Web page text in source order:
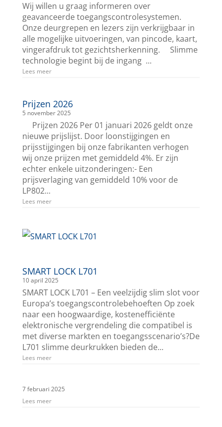
Wij willen u graag informeren over
geavanceerde toegangscontrolesystemen.
Onze deurgrepen en lezers zijn verkrijgbaar in
alle mogelijke uitvoeringen, van pincode, kaart,
vingerafdruk tot gezichtsherkenning. Slimme
technologie begint bij de ingang ...
Lees meer
Prijzen 2026
5 november 2025
Prijzen 2026 Per 01 januari 2026 geldt onze
nieuwe prijslijst. Door loonstijgingen en
prijsstijgingen bij onze fabrikanten verhogen
wij onze prijzen met gemiddeld 4%. Er zijn
echter enkele uitzonderingen:- Een
prijsverlaging van gemiddeld 10% voor de
LP802...
Lees meer
SMART LOCK L701
10 april 2025
SMART LOCK L701 – Een veelzijdig slim slot voor
Europa’s toegangscontrolebehoeften Op zoek
naar een hoogwaardige, kostenefficiënte
elektronische vergrendeling die compatibel is
met diverse markten en toegangsscenario’s?De
L701 slimme deurkrukken bieden de...
Lees meer
7 februari 2025
Lees meer